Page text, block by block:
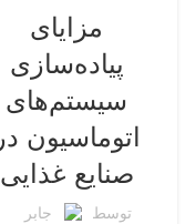
مزایای
پیاده‌سازی
سیستم‌های
اتوماسیون در
صنایع غذایی
توسط
جابر